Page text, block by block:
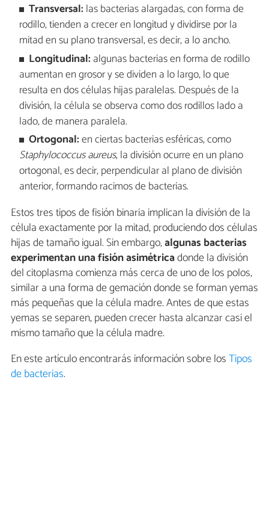
Transversal: las bacterias alargadas, con forma de
rodillo, tienden a crecer en longitud y dividirse por la
mitad en su plano transversal, es decir, a lo ancho.
Longitudinal: algunas bacterias en forma de rodillo
aumentan en grosor y se dividen a lo largo, lo que
resulta en dos células hijas paralelas. Después de la
división, la célula se observa como dos rodillos lado a
lado, de manera paralela.
Ortogonal:en ciertas bacterias esféricas, como
Staphylococcus aureus, la división ocurre en un plano
ortogonal, es decir, perpendicular al plano de división
anterior, formando racimos de bacterias.
Estos tres tipos de fisión binaria implican la división de la
célula exactamente por la mitad, produciendo dos células
hijas de tamaño igual. Sin embargo,algunas bacterias
experimentan una fisión asimétricadonde la división
del citoplasma comienza más cerca de uno de los polos,
similar a una forma de gemación donde se forman yemas
más pequeñas que la célula madre. Antes de que estas
yemas se separen, pueden crecer hasta alcanzar casi el
mismo tamaño que la célula madre.
En este artículo encontrarás información sobre losTipos
de bacterias.